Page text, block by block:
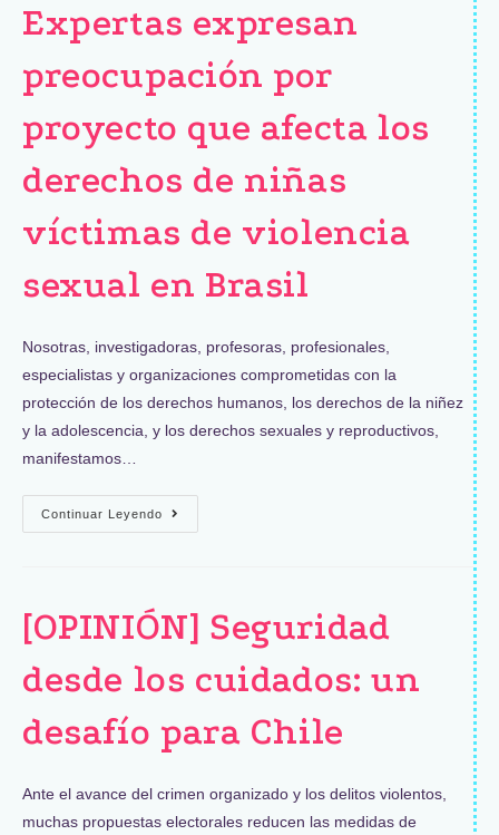
Expertas expresan
preocupación por
proyecto que afecta los
derechos de niñas
víctimas de violencia
sexual en Brasil
Nosotras, investigadoras, profesoras, profesionales,
especialistas y organizaciones comprometidas con la
protección de los derechos humanos, los derechos de la niñez
y la adolescencia, y los derechos sexuales y reproductivos,
manifestamos…
Continuar Leyendo
[OPINIÓN] Seguridad
desde los cuidados: un
desafío para Chile
Ante el avance del crimen organizado y los delitos violentos,
muchas propuestas electorales reducen las medidas de